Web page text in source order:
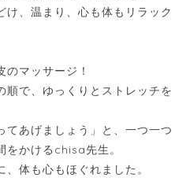
け、温まり、心も体もリラック
のマッサージ！
で、ゆっくりとストレッチを
てあげましょう」と、一つ一つ
をかけるchisa先生。
体も心もほぐれました。